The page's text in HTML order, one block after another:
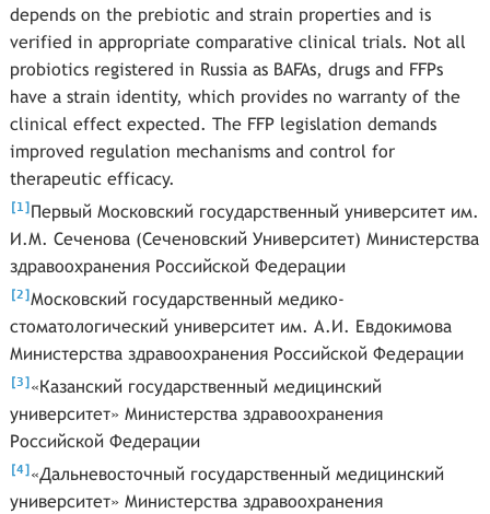
depends on the prebiotic and strain properties and is
verified in appropriate comparative clinical trials. Not all
probiotics registered in Russia as BAFAs, drugs and FFPs
have a strain identity, which provides no warranty of the
clinical effect expected. The FFP legislation demands
improved regulation mechanisms and control for
therapeutic efficacy.
[1]Первый Московский государственный университет им.
И.М. Сеченова (Сеченовский Университет) Министерства
здравоохранения Российской Федерации
[2]Московский государственный медико-
стоматологический университет им. А.И. Евдокимова
Министерства здравоохранения Российской Федерации
[3]«Казанский государственный медицинский
университет» Министерства здравоохранения
Российской Федерации
[4]«Дальневосточный государственный медицинский
университет» Министерства здравоохранения